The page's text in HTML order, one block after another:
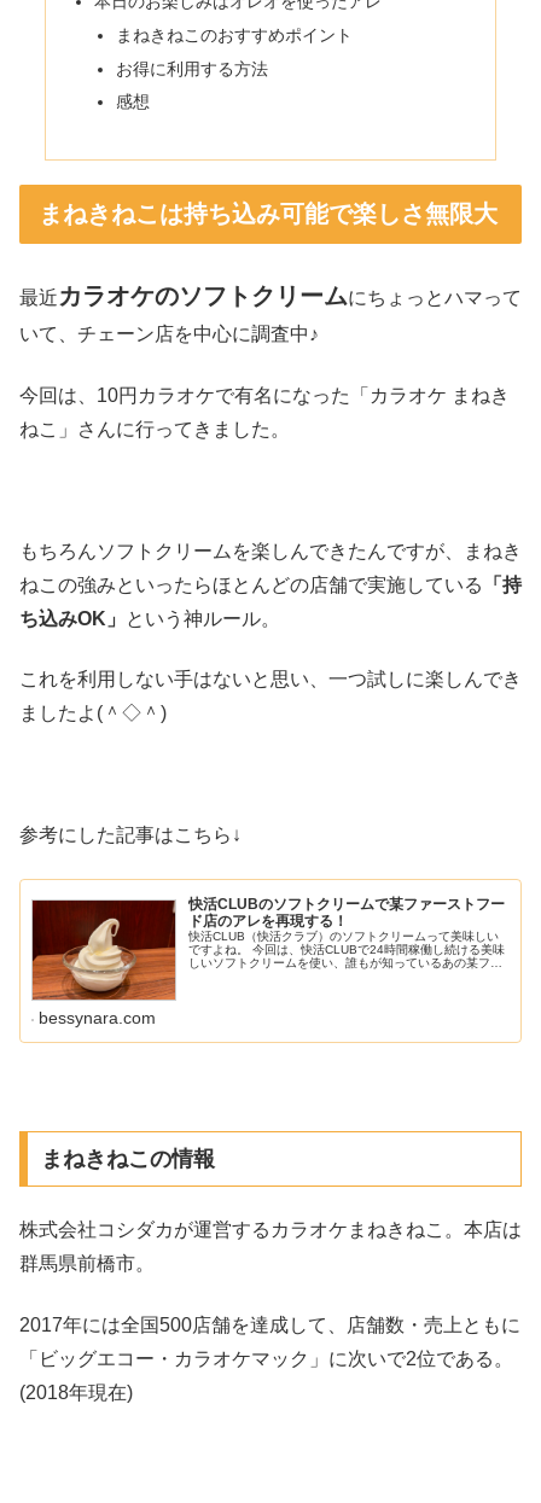
まねきねこのおすすめポイント
お得に利用する方法
感想
まねきねこは持ち込み可能で楽しさ無限大
最近カラオケのソフトクリームにちょっとハマって
いて、チェーン店を中心に調査中♪
今回は、10円カラオケで有名になった「カラオケ まねき
ねこ」さんに行ってきました。
もちろんソフトクリームを楽しんできたんですが、まねき
ねこの強みといったらほとんどの店舗で実施している
「持
ち込みOK」
という神ルール。
これを利用しない手はないと思い、一つ試しに楽しんでき
ましたよ(＾◇＾)
参考にした記事はこちら↓
快活CLUBのソフトクリームで某ファーストフー
ド店のアレを再現する！
快活CLUB（快活クラブ）のソフトクリームって美味しい
ですよね。 今回は、快活CLUBで24時間稼働し続ける美味
しいソフトクリームを使い、誰もが知っているあの某ファ
bessynara.com
まねきねこの情報
株式会社コシダカが運営するカラオケまねきねこ。本店は
群馬県前橋市。
2017年には全国500店舗を達成して、店舗数・売上ともに
「ビッグエコー・カラオケマック」に次いで2位である。
(2018年現在)